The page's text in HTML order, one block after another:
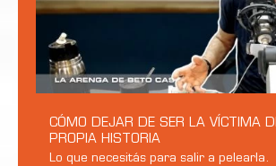
CÓMO DEJAR DE SER LA VÍCTIMA
PROPIA HISTORIA
Lo que necesitás para salir a pelearla.